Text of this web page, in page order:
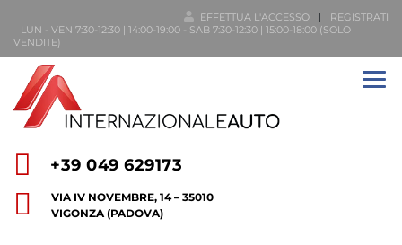
EFFETTUA L'ACCESSO
REGISTRATI
LUN - VEN 7:30-12:30 | 14:00-19:00 - SAB 7:30-12:30 | 15:00-18:00 (SOLO
VENDITE)
+39 049 629173
VIA IV NOVEMBRE, 14 – 35010
VIGONZA (PADOVA)